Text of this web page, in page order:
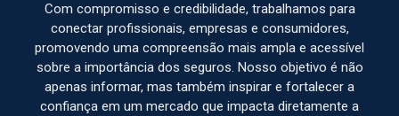
Com compromisso e credibilidade, trabalhamos para
conectar profissionais, empresas e consumidores,
promovendo uma compreensão mais ampla e acessível
sobre a importância dos seguros. Nosso objetivo é não
apenas informar, mas também inspirar e fortalecer a
confiança em um mercado que impacta diretamente a